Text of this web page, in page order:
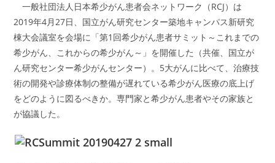
一般社団法人日本希少がん患者会ネットワーク（RCJ）は
2019年4月27日、国立がん研究センター築地キャンパス新研究
棟大会議室を会場に「第1回希少がん患者サミット～これまでの
希少がん、これからの希少がん～」を開催した（共催、国立が
ん研究センター希少がんセンター）。5大がんに比べて、治療技
術の開発や診療体制の整備が遅れている希少がん医療の底上げ
をどのように図るべきか。専門家と希少がん患者やその家族と
が協議した。